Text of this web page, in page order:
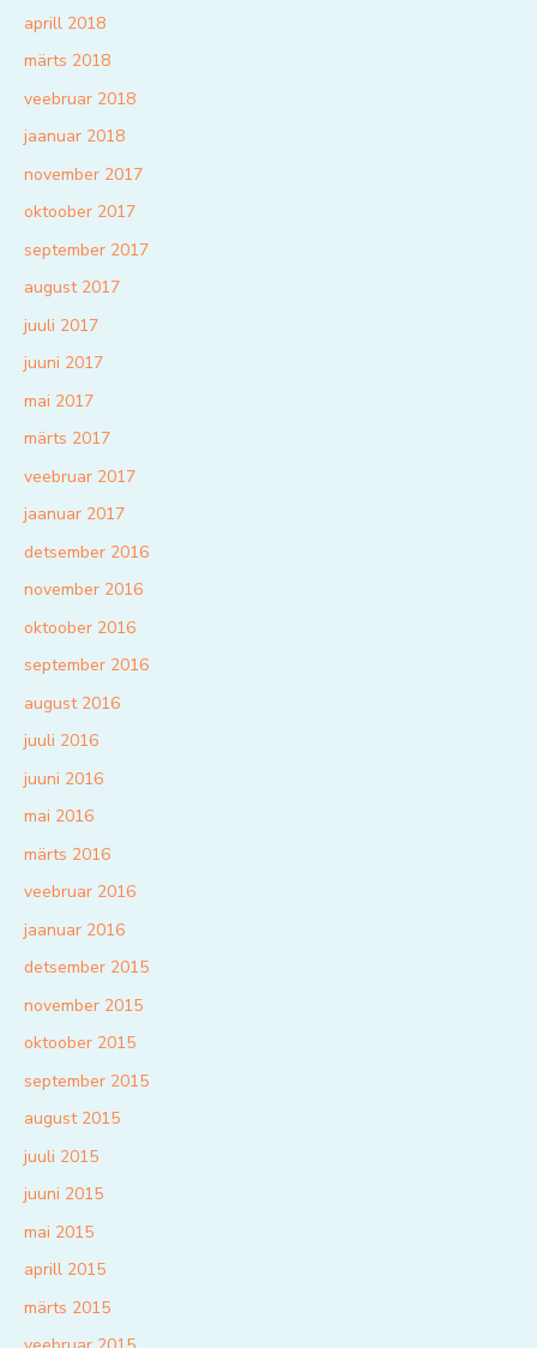
aprill 2018
märts 2018
veebruar 2018
jaanuar 2018
november 2017
oktoober 2017
september 2017
august 2017
juuli 2017
juuni 2017
mai 2017
märts 2017
veebruar 2017
jaanuar 2017
detsember 2016
november 2016
oktoober 2016
september 2016
august 2016
juuli 2016
juuni 2016
mai 2016
märts 2016
veebruar 2016
jaanuar 2016
detsember 2015
november 2015
oktoober 2015
september 2015
august 2015
juuli 2015
juuni 2015
mai 2015
aprill 2015
märts 2015